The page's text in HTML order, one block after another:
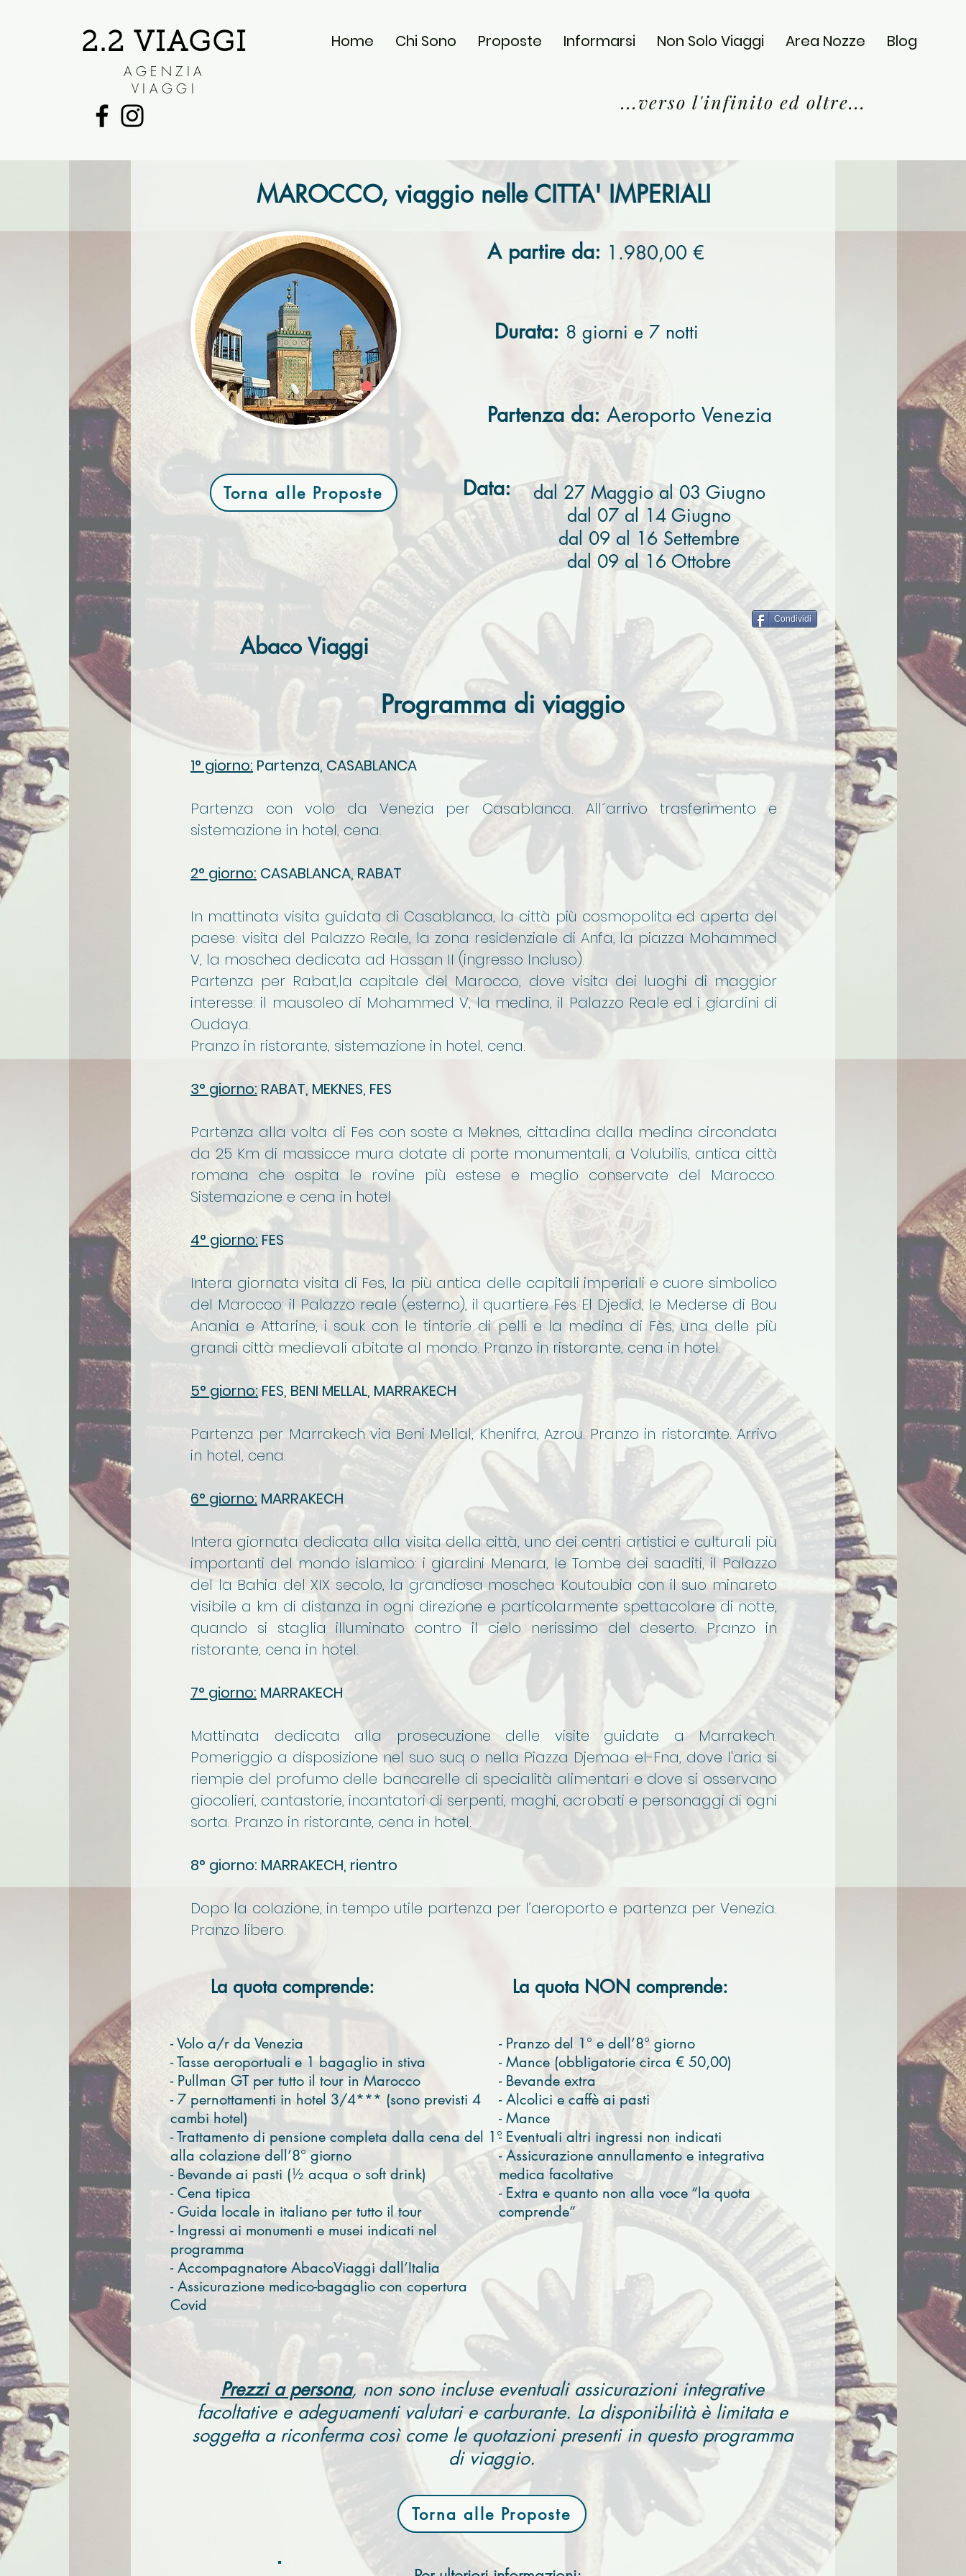
2.2 VIAGGI
AGENZIA
VIAGGI
Home Chi Sono Proposte Informarsi Non Solo Viaggi Area Nozze Blog
...verso l'infinito ed oltre...
MAROCCO, viaggio nelle CITTA' IMPERIALI
A partire da: 1.980,00 €
8 giorni e 7 notti
Durata:
Partenza da: Aeroporto Venezia
Torna alle Proposte Data:
dal 27 Maggio al 03 Giugno
dal 07 al 14 Giugno
dal 09 al 16 Settembre
dal 09 al 16 Ottobre
Condividi
Abaco Viaggi
Programma di viaggio
1° giorno: Partenza, CASABLANCA
Partenza con volo da Venezia per Casablanca. All´arrivo trasferimento e
sistemazione in hotel, cena.
2° giorno: CASABLANCA, RABAT
In mattinata visita guidata di Casablanca, la città più cosmopolita ed aperta del
paese: visita del Palazzo Reale, la zona residenziale di Anfa, la piazza Mohammed
V, la moschea dedicata ad Hassan II (ingresso Incluso).
Partenza per Rabat,la capitale del Marocco, dove visita dei luoghi di maggior
interesse: il mausoleo di Mohammed V, la medina, il Palazzo Reale ed i giardini di
Oudaya.
Pranzo in ristorante, sistemazione in hotel, cena.
3° giorno: RABAT, MEKNES, FES
Partenza alla volta di Fes con soste a Meknes, cittadina dalla medina circondata
da 25 Km di massicce mura dotate di porte monumentali; a Volubilis, antica città
romana che ospita le rovine più estese e meglio conservate del Marocco.
Sistemazione e cena in hotel
4° giorno: FES
Intera giornata visita di Fes, la più antica delle capitali imperiali e cuore simbolico
del Marocco: il Palazzo reale (esterno), il quartiere Fes El Djedid, le Mederse di Bou
Anania e Attarine, i souk con le tintorie di pelli e la medina di Fès, una delle più
grandi città medievali abitate al mondo. Pranzo in ristorante, cena in hotel.
5° giorno: FES, BENI MELLAL, MARRAKECH
Partenza per Marrakech via Beni Mellal, Khenifra, Azrou. Pranzo in ristorante. Arrivo
in hotel, cena.
6° giorno: MARRAKECH
Intera giornata dedicata alla visita della città, uno dei centri artistici e culturali più
importanti del mondo islamico: i giardini Menara, le Tombe dei saaditi, il Palazzo
del la Bahia del XIX secolo, la grandiosa moschea Koutoubia con il suo minareto
visibile a km di distanza in ogni direzione e particolarmente spettacolare di notte,
quando si staglia illuminato contro il cielo nerissimo del deserto. Pranzo in
ristorante, cena in hotel.
7° giorno: MARRAKECH
Mattinata dedicata alla prosecuzione delle visite guidate a Marrakech.
Pomeriggio a disposizione nel suo suq o nella Piazza Djemaa el-Fna, dove l'aria si
riempie del profumo delle bancarelle di specialità alimentari e dove si osservano
giocolieri, cantastorie, incantatori di serpenti, maghi, acrobati e personaggi di ogni
sorta. Pranzo in ristorante, cena in hotel.
8° giorno: MARRAKECH, rientro
Dopo la colazione, in tempo utile partenza per l’aeroporto e partenza per Venezia.
Pranzo libero.
La quota comprende: La quota NON comprende:
- Volo a/r da Venezia
- Tasse aeroportuali e 1 bagaglio in stiva
- Pullman GT per tutto il tour in Marocco
- 7 pernottamenti in hotel 3/4*** (sono previsti 4
cambi hotel)
- Trattamento di pensione completa dalla cena del 1°
alla colazione dell’8° giorno
- Bevande ai pasti (½ acqua o soft drink)
- Cena tipica
- Guida locale in italiano per tutto il tour
- Ingressi ai monumenti e musei indicati nel
programma
- Accompagnatore AbacoViaggi dall’Italia
- Assicurazione medico-bagaglio con copertura
Covid
- Pranzo del 1° e dell’8° giorno
- Mance (obbligatorie circa € 50,00)
- Bevande extra
- Alcolici e caffè ai pasti
- Mance
- Eventuali altri ingressi non indicati
- Assicurazione annullamento e integrativa
medica facoltative
- Extra e quanto non alla voce “la quota
comprende”
Prezzi a persona, non sono incluse eventuali assicurazioni integrative
facoltative e adeguamenti valutari e carburante. La disponibilità è limitata e
soggetta a riconferma così come le quotazioni presenti in questo programma
di viaggio.
Torna alle Proposte